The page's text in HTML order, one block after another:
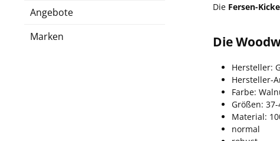
Angebote
Marken
Die Fersen-
Die
Hersteller:
Hersteller-
Farbe:
Größen: 37-
Material:
normal